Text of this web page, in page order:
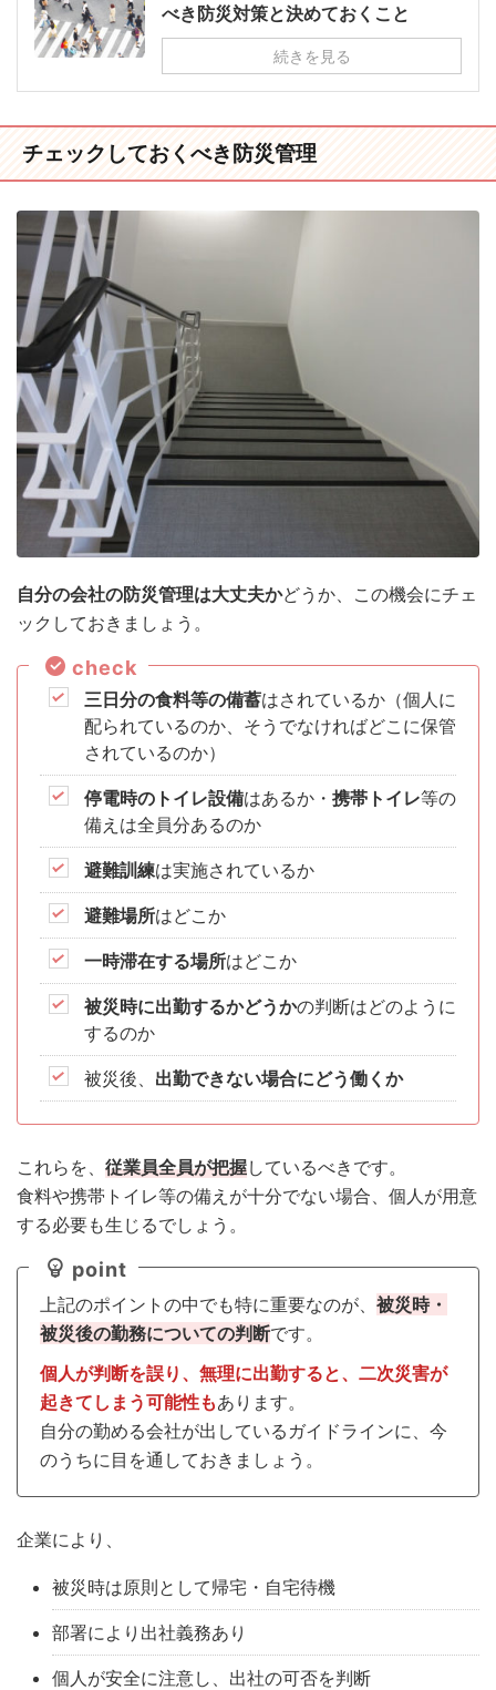
べき防災対策と決めておくこと
続きを見る
チェックしておくべき防災管理
自分の会社の防災管理は大丈夫かどうか、この機会にチェ
ックしておきましょう。
check
三日分の食料等の備蓄はされているか（個人に
配られているのか、そうでなければどこに保管
されているのか）
停電時のトイレ設備はあるか・ 携帯トイレ等の
備えは全員分あるのか
避難訓練は実施されているか
避難場所はどこか
一時滞在する場所はどこか
被災時に出勤するかどうかの判断はどのように
するのか
被災後、 出勤できない場合にどう働くか
これらを、 従業員全員が把握しているべきです。
食料や携帯トイレ等の備えが十分でない場合、個人が用意
する必要も生じるでしょう。
point
上記のポイントの中でも特に重要なのが、 被災時・
被災後の勤務についての判断です。
個人が判断を誤り、無理に出勤すると、二次災害が
起きてしまう可能性もあります。
自分の勤める会社が出しているガイドラインに、今
のうちに目を通しておきましょう。
企業により、
被災時は原則として帰宅・自宅待機
部署により出社義務あり
個人が安全に注意し、出社の可否を判断